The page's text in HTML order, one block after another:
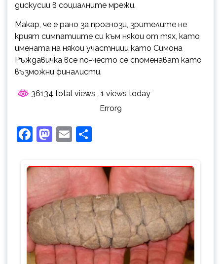
дискусии в социалните мрежи.
Макар, че е рано за прогнози, зрителите не
крият симпатиите си към някои от тях, като
имената на някои участници като Симона
Ръждавичка все по-често се споменават като
възможни финалисти.
36134 total views , 1 views today
Error9
Facebook
Mastodon
Email